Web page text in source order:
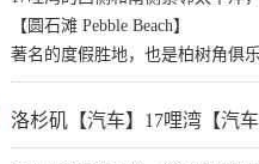
【圆石滩 Pebble Beach】
著名的度假胜地，也是柏树角俱
洛杉矶【汽车】17哩湾【汽